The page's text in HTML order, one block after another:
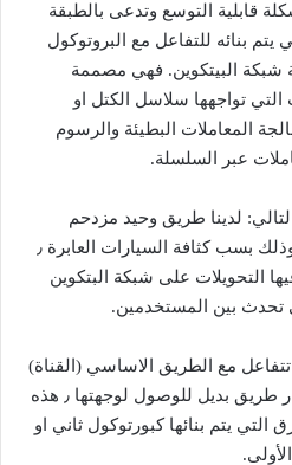
قابلية التوسع وتدعى بالطبقة
اضافي يتم بنائه للتفاعل مع البروتوكول
شبكة البيتكوين. فهي مصممة
التي تواجهها سلاسل الكتل او
المعاملات البطيئة والرسوم
عبر السلسلة.
لدينا طريق وحيد مزدحم
ويحدث عليه اختناقات مرورية وذلك بسب كثافة السيارات العابرة ٫
التحويلات على شبكة البتكوين
مع الطريق الاساسي (القناة)
بحيث تمكن السيارات من اختيار طريق بديل للوصول لوجهتها ٫ هذه
التي يتم بنائها كبورتوكول ثاني او